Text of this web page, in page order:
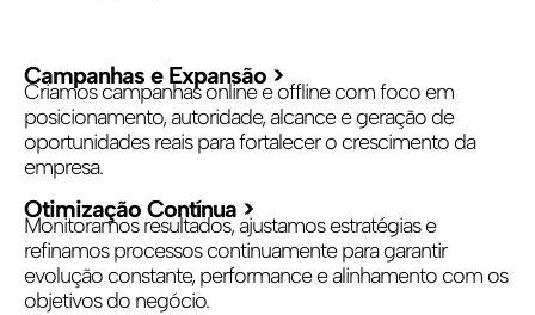
Campanhas e Expansão >
Criamos campanhas online e offline com foco em
posicionamento, autoridade, alcance e geração de
oportunidades reais para fortalecer o crescimento da
empresa.
Otimização Contínua >
Monitoramos resultados, ajustamos estratégias e
refinamos processos continuamente para garantir
evolução constante, performance e alinhamento com os
objetivos do negócio.